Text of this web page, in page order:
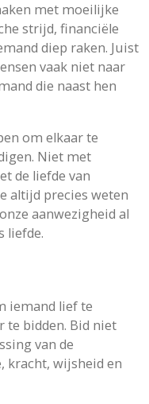
met moeilijke
strijd, financiële
diep raken. Juist
vaak niet naar
die naast hen
om elkaar te
Niet met
de liefde van
altijd precies weten
aanwezigheid al
liefde.
iemand lief te
te bidden. Bid niet
van de
kracht, wijsheid en